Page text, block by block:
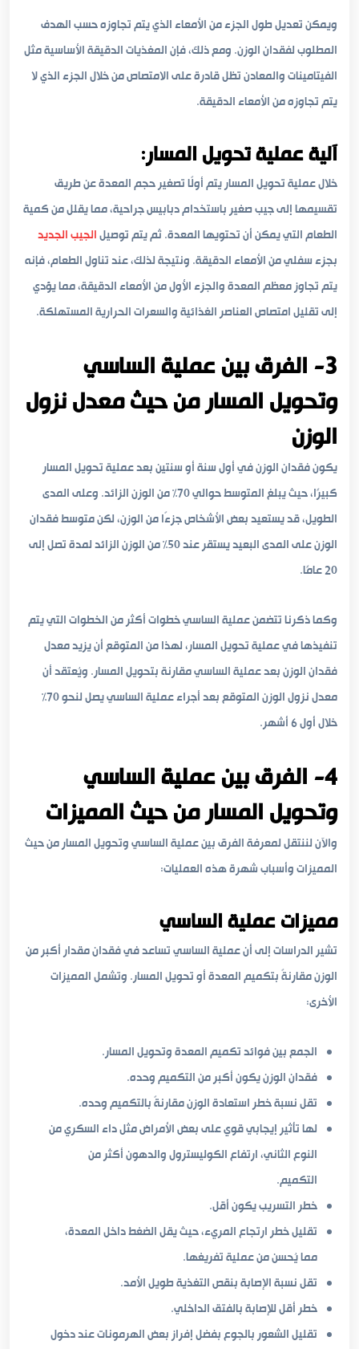
ويمكن تعديل طول الجزء من الأمعاء الذي يتم تجاوزه حسب الهدف
المطلوب لفقدان الوزن. ومع ذلك، فإن المغذيات الدقيقة الأساسية مثل
الفيتامينات والمعادن تظل قادرة على الامتصاص من خلال الجزء الذي لا
يتم تجاوزه من الأمعاء الدقيقة.
آلية عملية تحويل المسار:
خلال عملية تحويل المسار يتم أولًا تصغير حجم المعدة عن طريق
تقسيمها إلى جيب صغير باستخدام دبابيس جراحية، مما يقلل من كمية
الطعام التي يمكن أن تحتويها المعدة. ثم يتم توصيلالجيب الجديد
بجزء سفلي من الأمعاء الدقيقة. ونتيجة لذلك، عند تناول الطعام، فإنه
يتم تجاوز معظم المعدة والجزء الأول من الأمعاء الدقيقة، مما يؤدي
إلى تقليل امتصاص العناصر الغذائية والسعرات الحرارية المستهلكة.
3- الفرق بين عملية الساسي
وتحويل المسار من حيث معدل نزول
الوزن
يكون فقدان الوزن في أول سنة أو سنتين بعد عملية تحويل المسار
كبيرًا، حيث يبلغ المتوسط حوالي 70% من الوزن الزائد. وعلى المدى
الطويل، قد يستعيد بعض الأشخاص جزءًا من الوزن، لكن متوسط فقدان
الوزن على المدى البعيد يستقر عند 50% من الوزن الزائد لمدة تصل إلى
20 عامًا.
وكما ذكرنا تتضمن عملية الساسي خطوات أكثر من الخطوات التي يتم
تنفيذها في عملية تحويل المسار، لهذا من المتوقع أن يزيد معدل
فقدان الوزن بعد عملية الساسي مقارنة بتحويل المسار. ويُعتقد أن
معدل نزول الوزن المتوقع بعد أجراء عملية الساسي يصل لنحو 70%
خلال أول 6 أشهر.
4- الفرق بين عملية الساسي
وتحويل المسار من حيث المميزات
والآن لننتقل لمعرفة الفرق بين عملية الساسي وتحويل المسار من حيث
المميزات وأسباب شهرة هذه العمليات:
مميزات عملية الساسي
تشير الدراسات إلى أن عملية الساسي تساعد في فقدان مقدار أكبر من
الوزن مقارنةً بتكميم المعدة أو تحويل المسار. وتشمل المميزات
الأخرى:
الجمع بين فوائد تكميم المعدة وتحويل المسار.
فقدان الوزن يكون أكبر من التكميم وحده.
تقل نسبة خطر استعادة الوزن مقارنةً بالتكميم وحده.
لها تأثير إيجابي قوي على بعض الأمراض مثل داء السكري من
النوع الثاني، ارتفاع الكوليسترول والدهون أكثر من
التكميم.
خطر التسريب يكون أقل.
تقليل خطر ارتجاع المريء، حيث يقل الضغط داخل المعدة،
مما يُحسن من عملية تفريغها.
تقل نسبة الإصابة بنقص التغذية طويل الأمد.
خطر أقل للإصابة بالفتق الداخلي.
تقليل الشعور بالجوع بفضل إفراز بعض الهرمونات عند دخول